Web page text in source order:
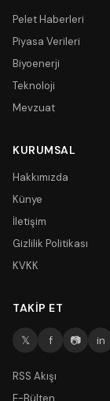
Pelet Haberleri
Piyasa Verileri
Biyoenerji
Teknoloji
Mevzuat
KURUMSAL
Hakkımızda
Künye
İletişim
Gizlilik Politikası
KVKK
TAKIP ET
𝕏 f 📷 in
RSS Akışı
E-Bülten